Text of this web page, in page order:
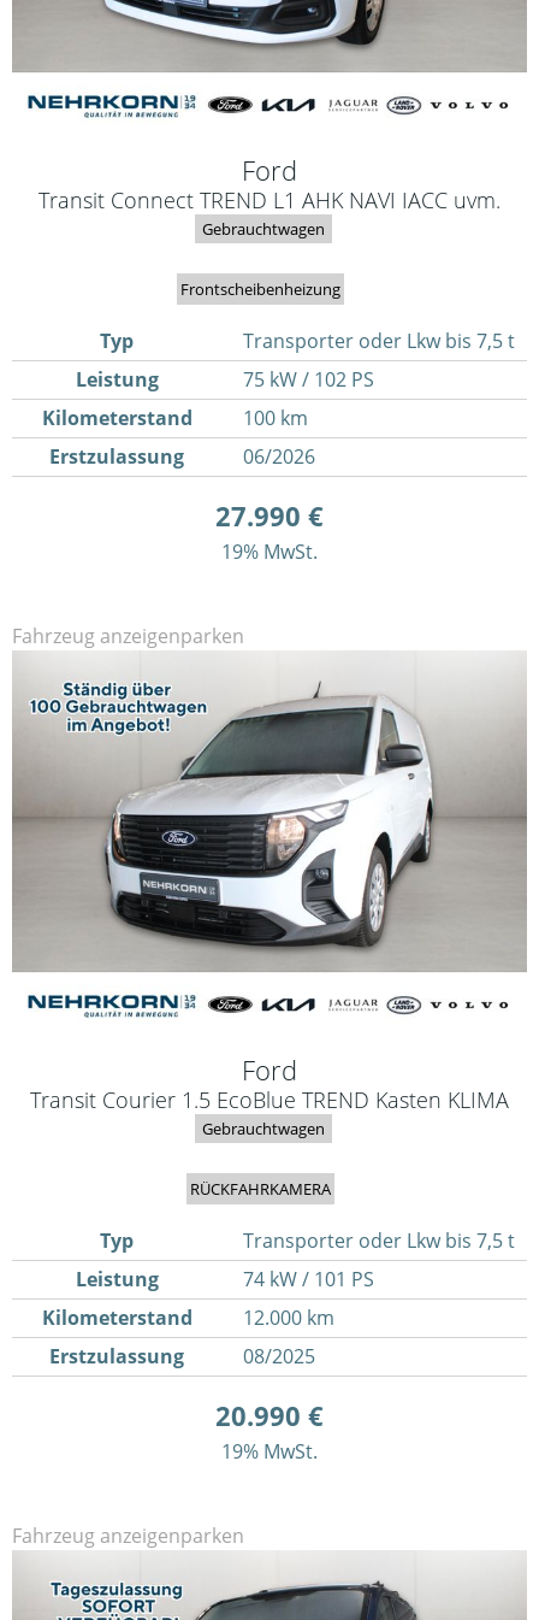
Ford
Transit Connect TREND L1 AHK NAVI IACC uvm.
Gebrauchtwagen
Frontscheibenheizung
Typ
Transporter oder Lkw bis 7,5 t
Leistung
75 kW / 102 PS
Kilometerstand
100 km
Erstzulassung
06/2026
27.990 €
19% MwSt.
Fahrzeug anzeigenparken
Ford
Transit Courier 1.5 EcoBlue TREND Kasten KLIMA
Gebrauchtwagen
RÜCKFAHRKAMERA
Typ
Transporter oder Lkw bis 7,5 t
Leistung
74 kW / 101 PS
Kilometerstand
12.000 km
Erstzulassung
08/2025
20.990 €
19% MwSt.
Fahrzeug anzeigenparken